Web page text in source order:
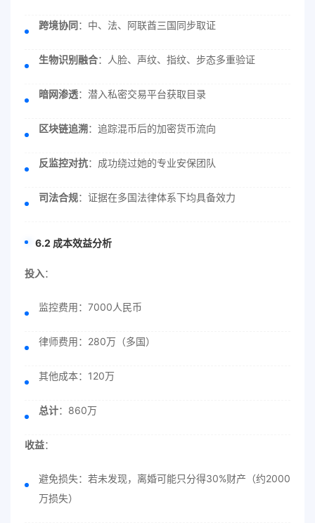
跨境协同：中、法、阿联酋三国同步取证
生物识别融合：人脸、声纹、指纹、步态多重验证
暗网渗透：潜入私密交易平台获取目录
区块链追溯：追踪混币后的加密货币流向
反监控对抗：成功绕过她的专业安保团队
司法合规：证据在多国法律体系下均具备效力
6.2 成本效益分析
投入：
监控费用：7000人民币
律师费用：280万（多国）
其他成本：120万
总计：860万
收益：
避免损失：若未发现，离婚可能只分得30%财产（约2000
万损失）